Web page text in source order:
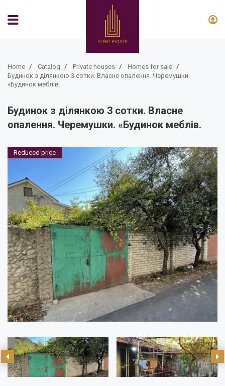
Home / Catalog / Private houses / Homes for sale /
Будинок з ділянкою 3 сотки. Власне опалення. Черемушки.
«Будинок меблів.
Будинок з ділянкою 3 сотки. Власне
опалення. Черемушки. «Будинок меблів.
Reduced price